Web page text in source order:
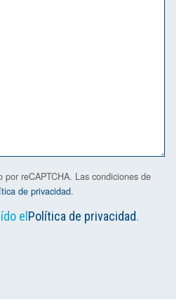
por reCAPTCHA. Las condiciones de
de privacidad.
elPolítica de privacidad.